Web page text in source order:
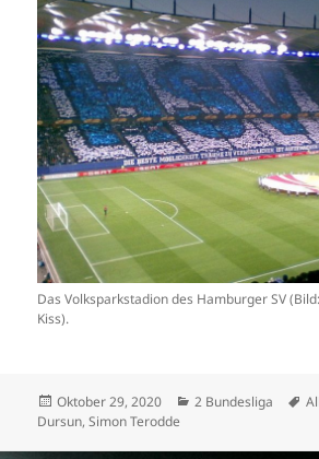
Das Volksparkstadion des Hamburger SV
Kiss).
Veröffentlicht
am
Oktober 29, 2020 Kategorien
2 Bundesliga
Dursun,Simon Terodde